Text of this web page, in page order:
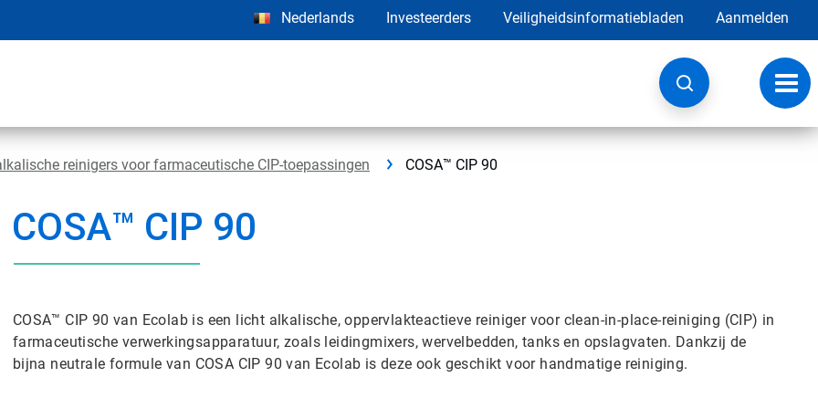
Nederlands Investeerders Veiligheidsinformatiebladen Aanmelden
reinigers voor farmaceutische CIP-toepassingen COSA™ CIP 90
COSA™ CIP 90
COSA™ CIP 90 van Ecolab is een licht alkalische, oppervlakteactieve reiniger voor clean-in-place-reiniging (CIP) in
farmaceutische verwerkingsapparatuur, zoals leidingmixers, wervelbedden, tanks en opslagvaten. Dankzij de
bijna neutrale formule van COSA CIP 90 van Ecolab is deze ook geschikt voor handmatige reiniging.